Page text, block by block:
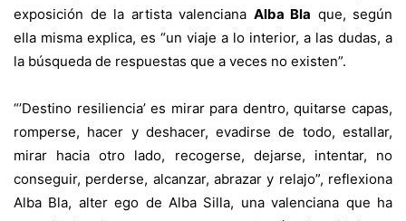
exposición de la artista valenciana Alba Bla que, según
ella misma explica, es “un viaje a lo interior, a las dudas, a
la búsqueda de respuestas que a veces no existen”.
“’Destino resiliencia’ es mirar para dentro, quitarse capas,
romperse, hacer y deshacer, evadirse de todo, estallar,
mirar hacia otro lado, recogerse, dejarse, intentar, no
conseguir, perderse, alcanzar, abrazar y relajo”, reflexiona
Alba Bla, alter ego de Alba Silla, una valenciana que ha